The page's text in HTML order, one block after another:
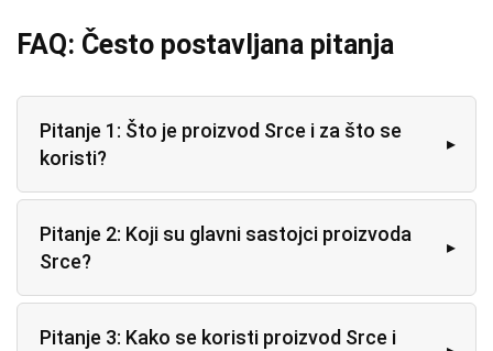
FAQ: Često postavljana pitanja
Pitanje 1: Što je proizvod Srce i za što se
koristi?
Pitanje 2: Koji su glavni sastojci proizvoda
Srce?
Pitanje 3: Kako se koristi proizvod Srce i